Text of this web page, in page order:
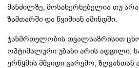
მანძილზე, მოსახერხებელია თუ
ზამთარში და წვიმიან ამინდში.
ჯანმრთელობის თვალსაზრისით
ოპტიმალური უბანი არის ადგილი,
ერწყმის მშვიდი გარემო, ზღვასთან